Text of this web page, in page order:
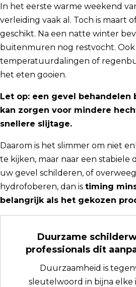
In het eerste warme weekend
verleiding vaak al. Toch is maart
geschikt. Na een natte winter
buitenmuren nog restvocht.
temperatuurdalingen of
het eten gooien.
Let op: een gevel behandelen
kan zorgen voor mindere
snellere slijtage.
Daarom is het slimmer om niet
te kijken, maar naar een stabiele
uw gevel schilderen, of
hydrofoberen, dan is timing
belangrijk als het gekozen
Duurzame
professionals dit
Duurzaamheid is
sleutelwoord in bijna elke